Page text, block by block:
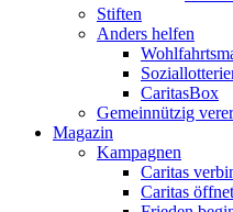
Stiften
Anders helfen
CaritasBox
Gemeinnützig
Magazin
Kampagnen
Caritas
Caritas